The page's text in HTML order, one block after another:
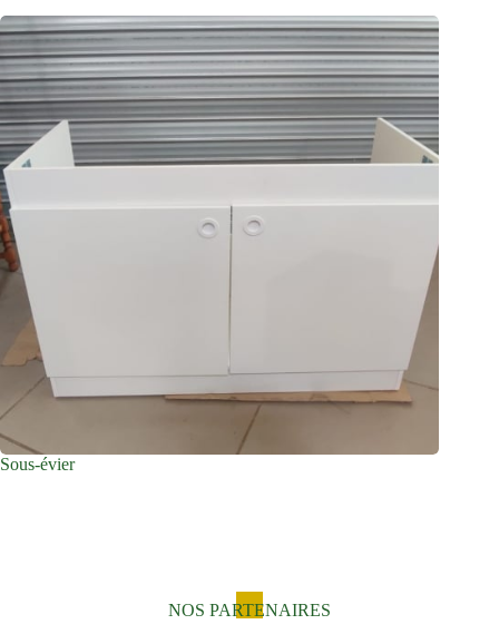
Sous-évier
NOS PARTENAIRES